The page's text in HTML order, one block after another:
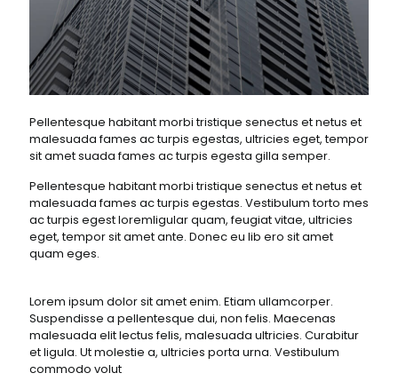
Pellentesque habitant morbi tristique senectus et netus et
malesuada fames ac turpis egestas, ultricies eget, tempor
sit amet suada fames ac turpis egesta gilla semper.
Pellentesque habitant morbi tristique senectus et netus et
malesuada fames ac turpis egestas. Vestibulum torto mes
ac turpis egest loremligular quam, feugiat vitae, ultricies
eget, tempor sit amet ante. Donec eu lib ero sit amet
quam eges.
Lorem ipsum dolor sit amet enim. Etiam ullamcorper.
Suspendisse a pellentesque dui, non felis. Maecenas
malesuada elit lectus felis, malesuada ultricies. Curabitur
et ligula. Ut molestie a, ultricies porta urna. Vestibulum
commodo volut